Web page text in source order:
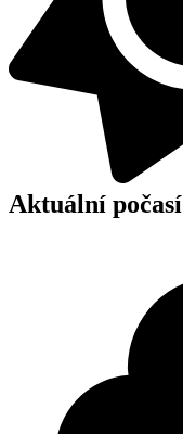
Aktuální počasí